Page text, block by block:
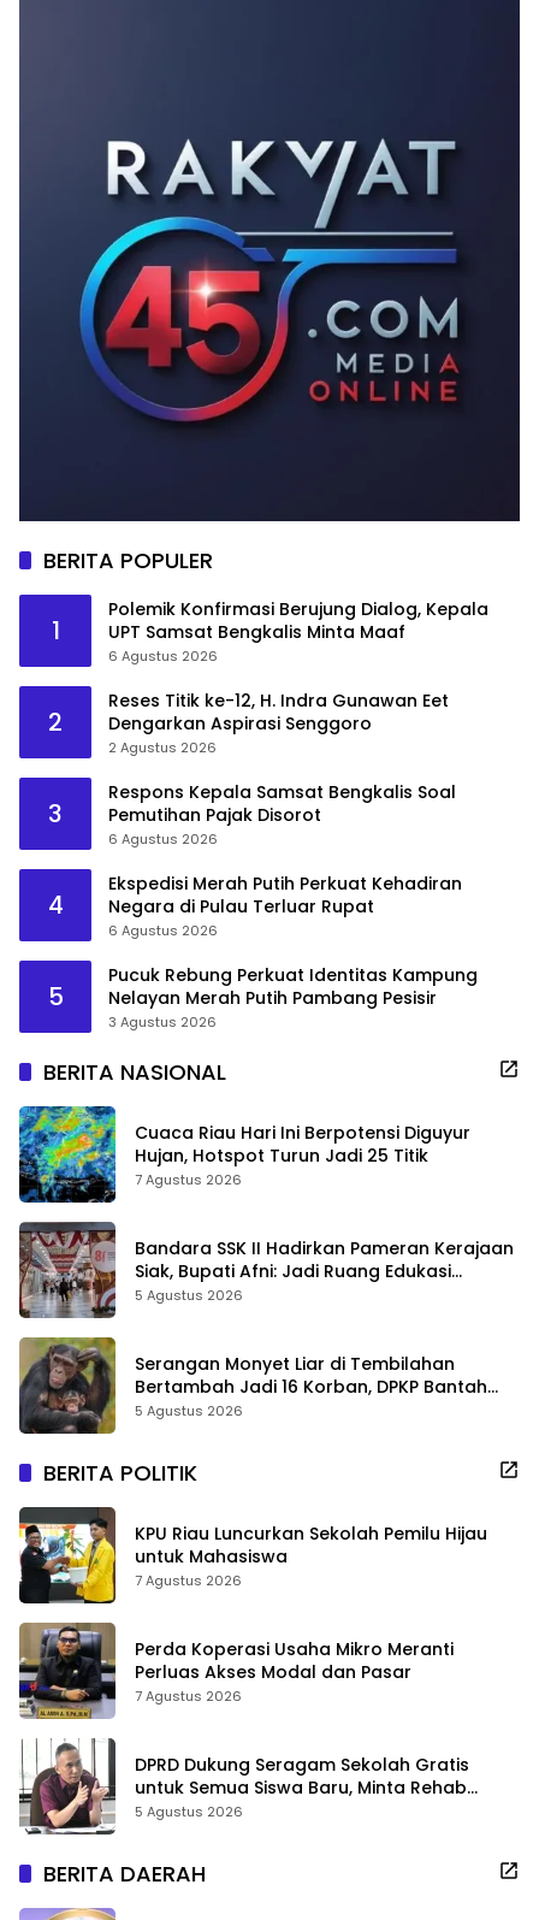
BERITA POPULER
1
Polemik Konfirmasi Berujung Dialog, Kepala
UPT Samsat Bengkalis Minta Maaf
6 Agustus 2026
2
Reses Titik ke-12, H. Indra Gunawan Eet
Dengarkan Aspirasi Senggoro
2 Agustus 2026
3
Respons Kepala Samsat Bengkalis Soal
Pemutihan Pajak Disorot
6 Agustus 2026
4
Ekspedisi Merah Putih Perkuat Kehadiran
Negara di Pulau Terluar Rupat
6 Agustus 2026
5
Pucuk Rebung Perkuat Identitas Kampung
Nelayan Merah Putih Pambang Pesisir
3 Agustus 2026
BERITA NASIONAL
Cuaca Riau Hari Ini Berpotensi Diguyur
Hujan, Hotspot Turun Jadi 25 Titik
7 Agustus 2026
Bandara SSK II Hadirkan Pameran Kerajaan
Siak, Bupati Afni: Jadi Ruang Edukasi
Sejarah Riau
5 Agustus 2026
Serangan Monyet Liar di Tembilahan
Bertambah Jadi 16 Korban, DPKP Bantah
Video Gerombolan Viral
5 Agustus 2026
BERITA POLITIK
KPU Riau Luncurkan Sekolah Pemilu Hijau
untuk Mahasiswa
7 Agustus 2026
Perda Koperasi Usaha Mikro Meranti
Perluas Akses Modal dan Pasar
7 Agustus 2026
DPRD Dukung Seragam Sekolah Gratis
untuk Semua Siswa Baru, Minta Rehab
Sekolah Jangan Dikurangi
5 Agustus 2026
BERITA DAERAH